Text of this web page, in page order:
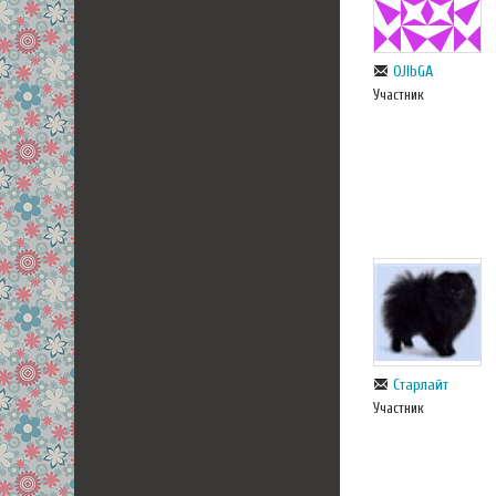
OJlbGA
Участник
Старлайт
Участник